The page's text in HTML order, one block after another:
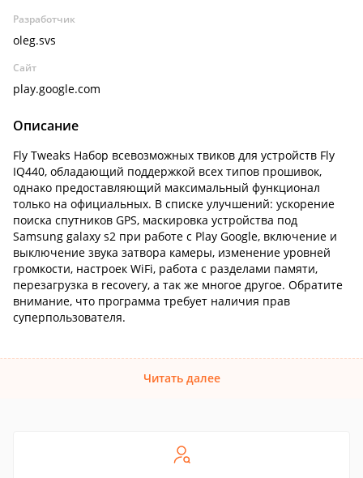
Разработчик
oleg.svs
Сайт
play.google.com
Описание
Fly Tweaks Набор всевозможных твиков для устройств Fly
IQ440, обладающий поддержкой всех типов прошивок,
однако предоставляющий максимальный функционал
только на официальных. В списке улучшений: ускорение
поиска спутников GPS, маскировка устройства под
Samsung galaxy s2 при работе с Play Google, включение и
выключение звука затвора камеры, изменение уровней
громкости, настроек WiFi, работа с разделами памяти,
перезагрузка в recovery, а так же многое другое. Обратите
внимание, что программа требует наличия прав
суперпользователя.
Читать далее